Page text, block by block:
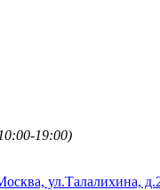
19:00)
ул.Талалихина,